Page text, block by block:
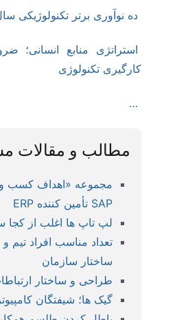
ده نوآوری برتر تکنولوژیکی سال
استراتژی منابع انسانی؛
کارگیری تکنولوژی
…
مطالب و مقالات
مجموعه «اهداف کسب
SAP تأمین کننده ERP
لپ تاپ ها اغلب از
تعداد مناسب افراد تیم
ساختار سازمان
طراحی و ساختار
گیک ها؛ شیفتگان